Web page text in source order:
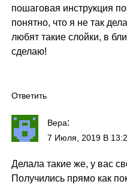
пошаговая инструкция
понятно, что я не так
любят такие слойки, в
сделаю!
Ответить
Вера:
7 Июля, 2019 В
Делала такие же, у вас
Получились прямо как